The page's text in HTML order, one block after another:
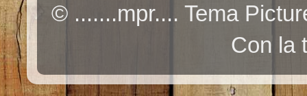
© .......mpr.... Tema
Con la